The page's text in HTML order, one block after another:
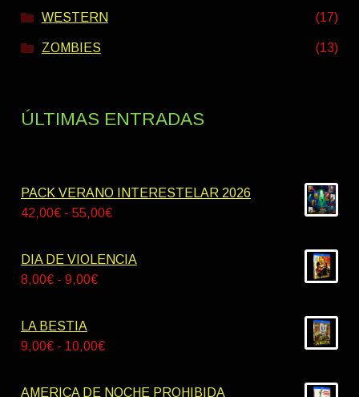
WESTERN (17)
ZOMBIES (13)
ÚLTIMAS ENTRADAS
PACK VERANO INTERESTELAR 2026
42,00€ - 55,00€Rango
precios:
DIA DE VIOLENCIA
8,00€ - 9,00€Rango
desde
LA BESTIA
9,00€ - 10,00€Rango
precios:
AMERICA DE NOCHE PROHIBIDA